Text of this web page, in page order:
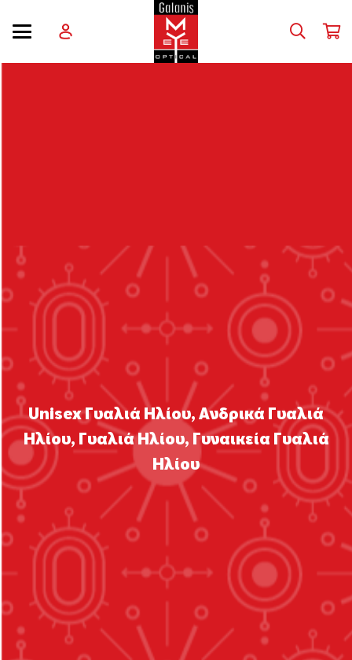
Unisex Γυαλιά Ηλίου,Ανδρικά Γυαλιά
Ηλίου, Γυαλιά Ηλίου, Γυναικεία Γυαλιά
Ηλίου